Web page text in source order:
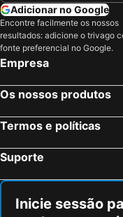
Adicionar no Google
Encontre facilmente os nossos
resultados: adicione o trivago
fonte preferencial no Google.
Empresa
Os nossos produtos
Termos e políticas
Suporte
Inicie sessão